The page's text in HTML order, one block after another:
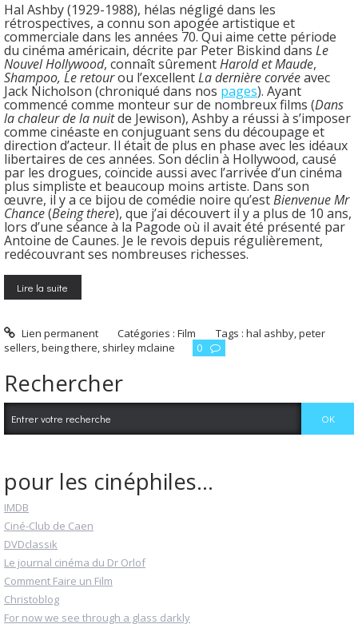
Hal Ashby (1929-1988), hélas négligé dans les
rétrospectives, a connu son apogée artistique et
commerciale dans les années 70. Qui aime cette période
du cinéma américain, décrite par Peter Biskind dans Le
Nouvel Hollywood, connaît sûrementHarold et Maude,
Shampoo, Le retourou l’excellentLa dernière corvéeavec
Jack Nicholson (chroniqué dans nos pages). Ayant
commencé comme monteur sur de nombreux films (Dans
la chaleur de la nuitde Jewison), Ashby a réussi à s’imposer
comme cinéaste en conjuguant sens du découpage et
direction d’acteur. Il était de plus en phase avec les idéaux
libertaires de ces années. Son déclin à Hollywood, causé
par les drogues, coïncide aussi avec l’arrivée d’un cinéma
plus simpliste et beaucoup moins artiste. Dans son
œuvre, il y a ce bijou de comédie noire qu’estBienvenue Mr
Chance(Being there), que j’ai découvert il y a plus de 10 ans,
lors d’une séance à la Pagode où il avait été présenté par
Antoine de Caunes. Je le revois depuis régulièrement,
redécouvrant ses nombreuses richesses.
Lire la suite
Lien permanent Catégories :Film Tags :hal ashby,peter
sellers,being there, shirley mclaine 0
Rechercher
pour les cinéphiles...
IMDB
Ciné-Club de Caen
DVDclassik
Le journal cinéma du Dr Orlof
Comment Faire un Film
Christoblog
For now we see through a glass darkly